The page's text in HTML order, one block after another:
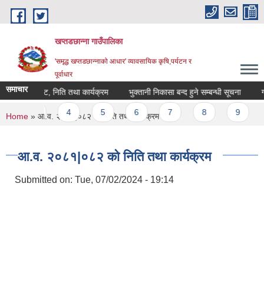
Skip to main content
खप्तडछान्ना गाउँपालिका
'समृद्ध खप्तडछान्नाको आधार' व्यावसायिक कृषि,पर्यटन र
पूर्वाधार
समाचार
को बजेट, निति तथा कार्यक्रम भुक्तानी निकासा बन्द हुने सम्बन्धी सूचना
4 5 6 7
You are here
Home » आ.व. २०८१|०८२ को निति तथा कार्यक्रम
आ.व. २०८१|०८२ को निति तथा कार्यक्रम
Submitted on: Tue, 07/02/2024 - 19:14